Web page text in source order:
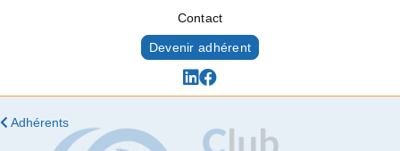
Contact
Devenir adhérent
Adhérents